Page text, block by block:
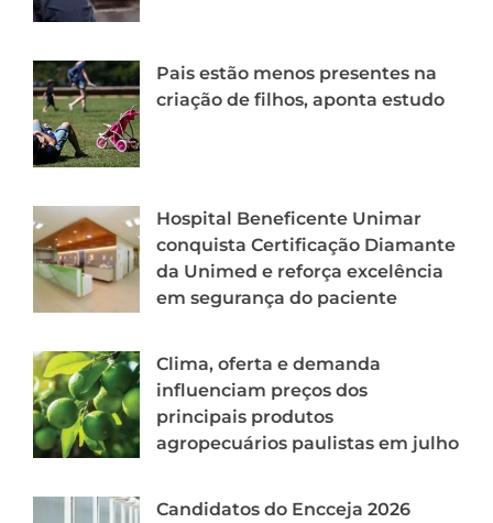
Pais estão menos presentes na
criação de filhos, aponta estudo
Hospital Beneficente Unimar
conquista Certificação Diamante
da Unimed e reforça excelência
em segurança do paciente
Clima, oferta e demanda
influenciam preços dos
principais produtos
agropecuários paulistas em julho
Candidatos do Encceja 2026